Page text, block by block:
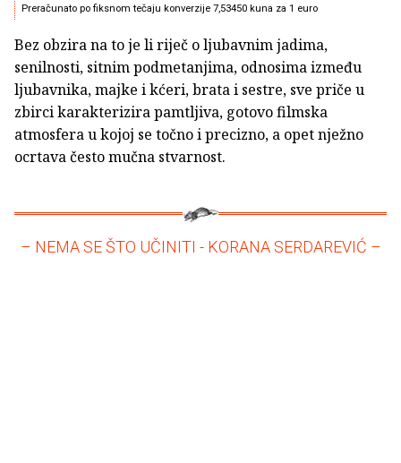
Preračunato po fiksnom tečaju konverzije 7,53450 kuna za 1 euro
Bez obzira na to je li riječ o ljubavnim jadima,
senilnosti, sitnim podmetanjima, odnosima između
ljubavnika, majke i kćeri, brata i sestre, sve priče u
zbirci karakterizira pamtljiva, gotovo filmska
atmosfera u kojoj se točno i precizno, a opet nježno
ocrtava često mučna stvarnost.
– NEMA SE ŠTO UČINITI - KORANA SERDAREVIĆ –